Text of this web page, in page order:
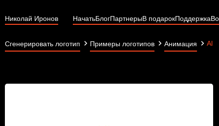
Николай Иронов НачатьБлогПартнерыВ подарокПоддержка
Сгенерировать логотип Примеры логотипов Анимация